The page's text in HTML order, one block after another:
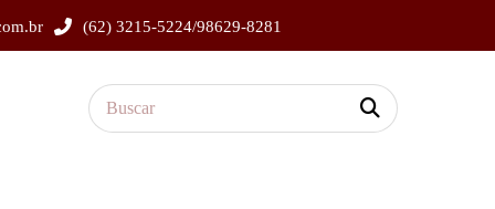
(62) 3215-5224/98629-8281